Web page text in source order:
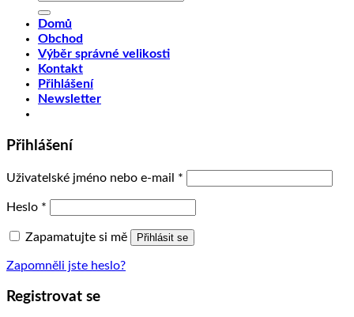
Domů
Obchod
Výběr správné velikosti
Kontakt
Přihlášení
Newsletter
Přihlášení
Uživatelské jméno nebo e-mail *
Heslo *
Zapamatujte si mě Přihlásit se
Zapomněli jste heslo?
Registrovat se